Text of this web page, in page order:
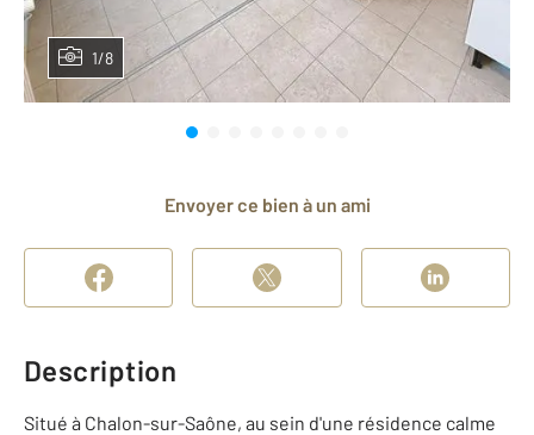
1/8
Envoyer ce bien à un ami
Description
Situé à Chalon-sur-Saône, au sein d'une résidence calme